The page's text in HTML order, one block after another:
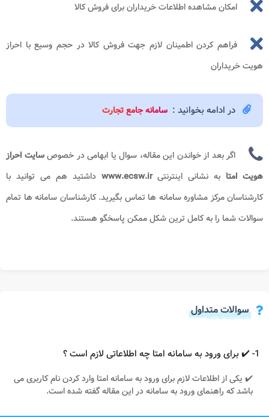
امکان مشاهده اطلاعات خریداران برای فروش کالا
فراهم کردن اطمینان لازم جهت فروش کالا در حجم وسیع با احراز
هویت خریداران
در ادامه بخوانید : سامانه جامع تجارت
اگر بعد از خواندن این مقاله، سوال یا ابهامی در خصوص سایت احراز
هویت امتا به نشانی اینترنتیwww.ecsw.ir
داشتید هم می توانید با
کارشناسانمرکز مشاوره سامانه ها تماس بگیرید. کارشناسان سامانه ها تمام
سوالات شما را به کامل ترین شکل ممکن پاسخگو هستند.
سوالات متداول
1- ✔️ برای ورود به سامانه امتا چه اطلاعاتی لازم است ؟
✔️ یکی از اطلاعات لازم برای ورود به سامانه امتا وارد کردن نام کاربری می
باشد که راهنمای ورود به سامانه در این مقاله گفته شده است.